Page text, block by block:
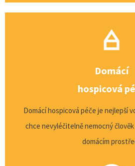
Domácí
hospicová
Domácí hospicová péče je nejlepší
chce nevyléčitelně nemocný
domácím